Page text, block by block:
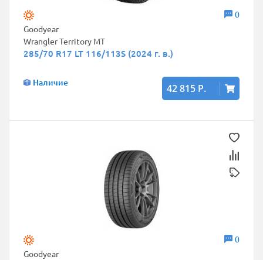
0
Goodyear
Wrangler Territory MT
285/70 R17 LT 116/113S (2024 г. в.)
Наличие 42 815 Р.
0
Goodyear